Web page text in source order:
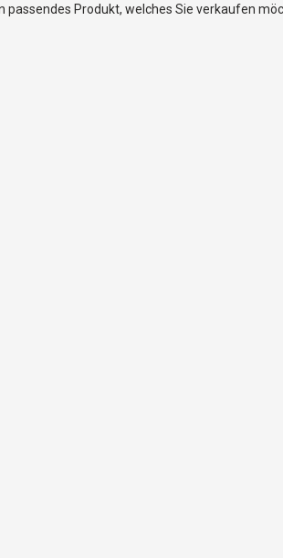
passendes Produkt, welches Sie verkaufen